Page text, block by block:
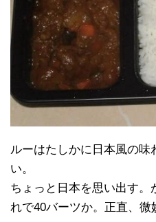
ルーはたしかに日本風の味
い。
ちょっと日本を思い出す。
れで40バーツか。正直、微